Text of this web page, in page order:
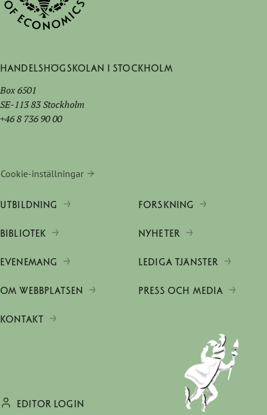
Handelshögskolan i Stockholm
Box 6501
SE-113 83 Stockholm
+46 8 736 90 00
Cookie-inställningar
UTBILDNING FORSKNING
BIBLIOTEK NYHETER
EVENEMANG LEDIGA TJÄNSTER
OM WEBBPLATSEN PRESS OCH MEDIA
KONTAKT
EDITOR LOGIN